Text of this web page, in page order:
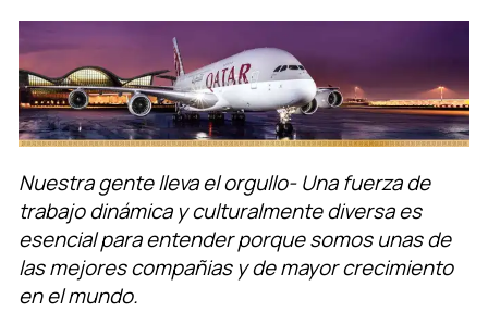
Nuestra gente lleva el orgullo- Una fuerza de
trabajo dinámica y culturalmente diversa es
esencial para entender porque somos unas de
las mejores compañias y de mayor crecimiento
en el mundo.